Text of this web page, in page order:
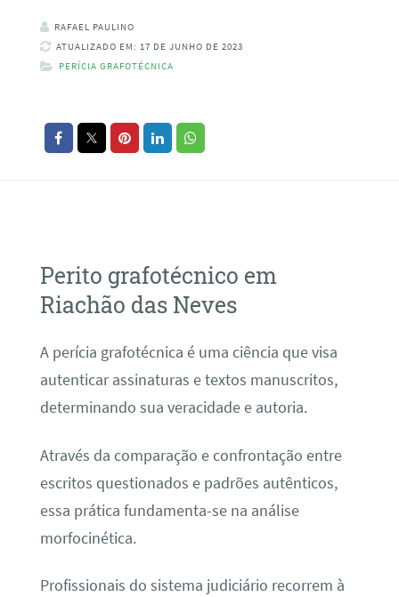
RAFAEL PAULINO
ATUALIZADO EM: 17 DE JUNHO DE 2023
PERÍCIA GRAFOTÉCNICA
Perito grafotécnico em
Riachão das Neves
A perícia grafotécnica é uma ciência que visa
autenticar assinaturas e textos manuscritos,
determinando sua veracidade e autoria.
Através da comparação e confrontação entre
escritos questionados e padrões autênticos,
essa prática fundamenta-se na análise
morfocinética.
Profissionais do sistema judiciário recorrem à